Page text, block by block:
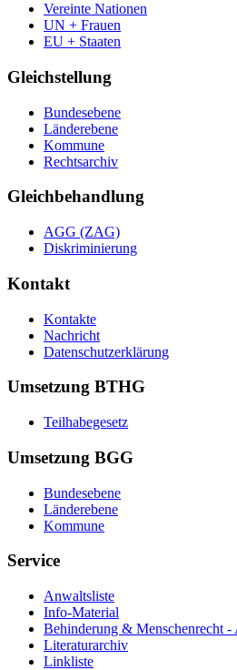
Vereinte Nationen
UN + Frauen
EU + Staaten
Gleichstellung
Bundesebene
Länderebene
Kommune
Rechtsarchiv
Gleichbehandlung
AGG (ZAG)
Diskriminierung
Kontakt
Kontakte
Nachricht
Datenschutzerklärung
Umsetzung BTHG
Teilhabegesetz
Umsetzung BGG
Bundesebene
Länderebene
Kommune
Service
Anwaltsliste
Info-Material
Behinderung & Menschenrecht -
Literaturarchiv
Linkliste